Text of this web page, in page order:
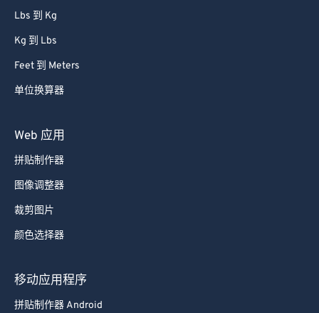
Lbs 到 Kg
Kg 到 Lbs
Feet 到 Meters
单位换算器
Web 应用
拼贴制作器
图像调整器
裁剪图片
颜色选择器
移动应用程序
拼贴制作器 Android